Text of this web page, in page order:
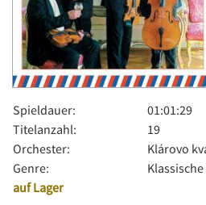
Spieldauer:
01:01:29
Titelanzahl:
19
Orchester:
Klárovo
Genre:
auf Lager